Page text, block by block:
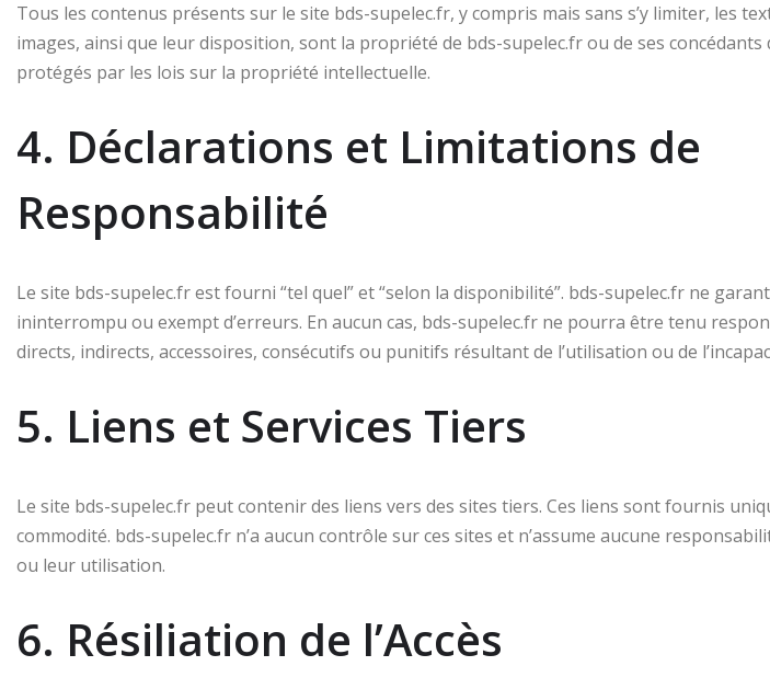
Tous les contenus présents sur le site bds-supelec.fr, y compris mais sans s’y limiter, les
images, ainsi que leur disposition, sont la propriété de bds-supelec.fr ou de ses concédants
protégés par les lois sur la propriété intellectuelle.
4. Déclarations et Limitations de
Responsabilité
Le site bds-supelec.fr est fourni “tel quel” et “selon la disponibilité”. bds-supelec.fr ne
ininterrompu ou exempt d’erreurs. En aucun cas, bds-supelec.fr ne pourra être tenu
directs, indirects, accessoires, consécutifs ou punitifs résultant de l’utilisation ou de
5. Liens et Services Tiers
Le site bds-supelec.fr peut contenir des liens vers des sites tiers. Ces liens sont fournis
commodité. bds-supelec.fr n’a aucun contrôle sur ces sites et n’assume aucune
ou leur utilisation.
6. Résiliation de l’Accès